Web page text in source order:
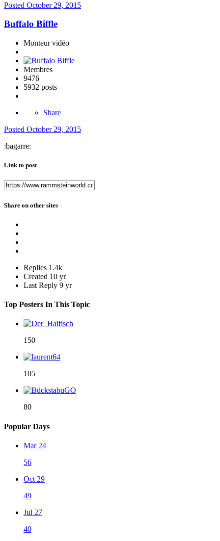
Posted October 29, 2015
Buffalo Biffle
Monteur vidéo
Membres
9476
5932 posts
Share
Posted October 29, 2015
:bagarre:
Link to post
Share on other sites
Replies 1.4k
Created 10 yr
Last Reply 9 yr
Top Posters In This Topic
150
105
80
Popular Days
Mar 24
56
Oct 29
49
Jul 27
40